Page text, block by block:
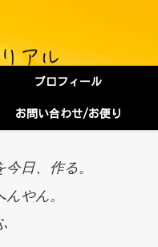
プロフィール
お問い合わせ/お便り
今日、作る。
やん。